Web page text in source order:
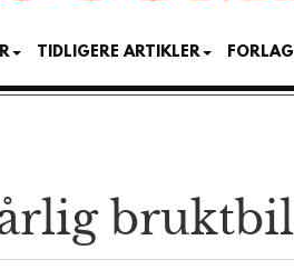
TIDLIGERE ARTIKLER FORLAG